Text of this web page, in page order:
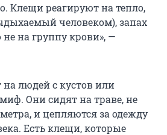
Клещи реагируют на тепло,
человеком), запах
на группу крови», —
людей с кустов или
Они сидят на траве, не
и цепляются за одежду
Есть клещи, которые